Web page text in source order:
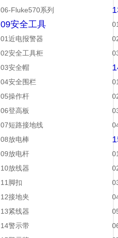
06-Fluke570系列
09安全工具
01近电报警器
02安全工具柜
03安全帽
04安全围栏
05操作杆
06登高板
07短路接地线
08放电棒
09放电杆
10放线器
11脚扣
12接地夹
13紧线器
14警示带